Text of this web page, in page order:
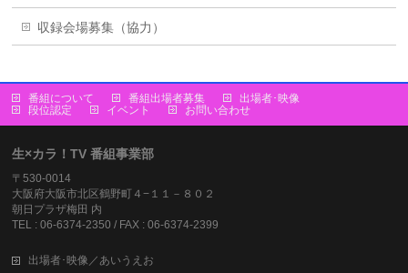
収録会場募集（協力）
番組について 番組出場者募集
出場者･映像
段位認定
イベント お問い合わせ
生×カラ！TV 番組事業部
〒530-0014
大阪府大阪市北区鶴野町４−１１－８０２
朝日プラザ梅田 内
TEL : 06-6374-2350 / FAX : 06-6374-2399
出場者･映像／あいうえお